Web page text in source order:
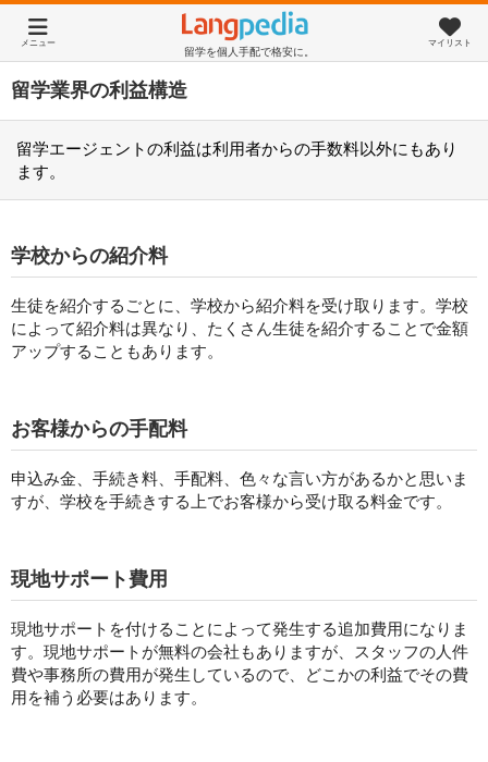
留学を個人手配で格安に。
メニュー マイリスト
留学業界の利益構造
留学エージェントの利益は利用者からの手数料以外にもあり
ます。
学校からの紹介料
生徒を紹介するごとに、学校から紹介料を受け取ります。学校
によって紹介料は異なり、たくさん生徒を紹介することで金額
アップすることもあります。
お客様からの手配料
申込み金、手続き料、手配料、色々な言い方があるかと思いま
すが、学校を手続きする上でお客様から受け取る料金です。
現地サポート費用
現地サポートを付けることによって発生する追加費用になりま
す。現地サポートが無料の会社もありますが、スタッフの人件
費や事務所の費用が発生しているので、どこかの利益でその費
用を補う必要はあります。